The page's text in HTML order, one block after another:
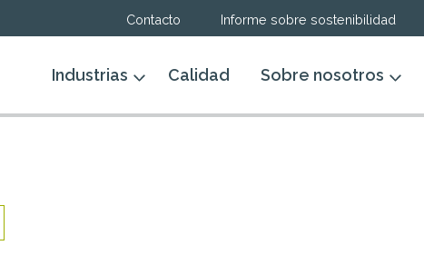
Contacto Informe sobre sostenibilidad
Industrias Calidad Sobre nosotros